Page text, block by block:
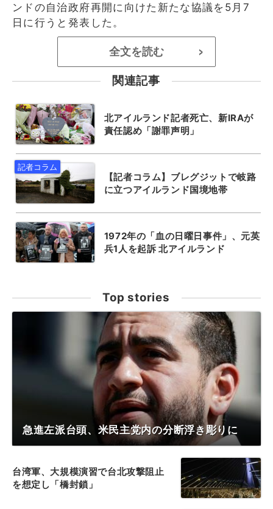
ンドの自治政府再開に向けた新たな協議を5月7
日に行うと発表した。
全文を読む >
関連記事
北アイルランド記者死亡、新IRAが
責任認め「謝罪声明」
【記者コラム】ブレグジットで岐路
に立つアイルランド国境地帯
1972年の「血の日曜日事件」、元英
兵1人を起訴 北アイルランド
Top stories
急進左派台頭、米民主党内の分断浮き彫りに
台湾軍、大規模演習で台北攻撃阻止
を想定し「橋封鎖」